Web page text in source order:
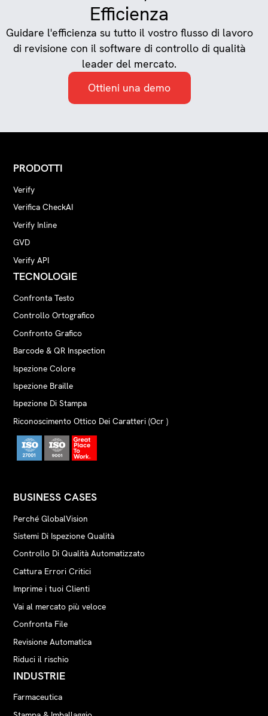
Efficienza
Guidare l'efficienza su tutto il vostro flusso di lavoro
di revisione con il software di controllo di qualità
leader del mercato.
Ottieni una demo
PRODOTTI
Verify
Verifica CheckAI
Verify Inline
GVD
Verify API
TECNOLOGIE
Confronta Testo
Controllo Ortografico
Confronto Grafico
Barcode & QR Inspection
Ispezione Colore
Ispezione Braille
Ispezione Di Stampa
Riconoscimento Ottico Dei Caratteri (Ocr )
BUSINESS CASES
Perché GlobalVision
Sistemi Di Ispezione Qualità
Controllo Di Qualità Automatizzato
Cattura Errori Critici
Imprime i tuoi Clienti
Vai al mercato più veloce
Confronta File
Revisione Automatica
Riduci il rischio
INDUSTRIE
Farmaceutica